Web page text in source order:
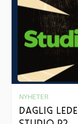
NYHETER
DAGLIG